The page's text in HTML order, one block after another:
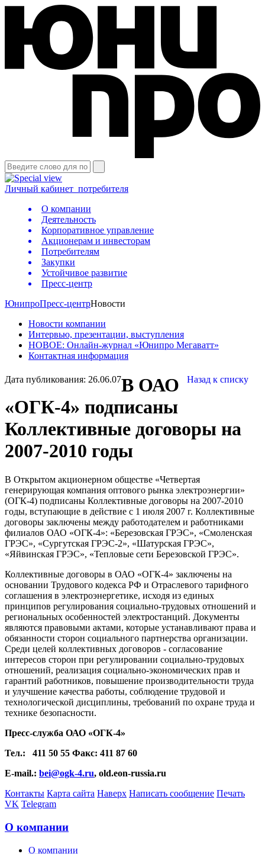
Личный кабинет потребителя
О компании
Деятельность
Корпоративное управление
Акционерам и инвесторам
Потребителям
Закупки
Устойчивое развитие
Пресс-центр
ЮнипроПресс-центрНовости
Новости компании
Интервью, презентации, выступления
НОВОЕ: Онлайн-журнал «Юнипро Мегаватт»
Контактная информация
Дата публикования: 26.06.07 Назад к списку
В ОАО
«ОГК-4» подписаны
Коллективные договоры на
2007-2010 годы
В Открытом акционерном обществе «Четвертая
генерирующая компания оптового рынка электроэнергии»
(ОГК-4) подписаны Коллективные договоры на 2007-2010
годы, вступающие в действие с 1 июля 2007 г. Коллективные
договоры заключены между работодателем и работниками
филиалов ОАО «ОГК-4»: «Березовская ГРЭС», «Смоленская
ГРЭС», «Сургутская ГРЭС-2», «Шатурская ГРЭС»,
«Яйвинская ГРЭС», «Тепловые сети Березовской ГРЭС».
Коллективные договоры в ОАО «ОГК-4» заключены на
основании Трудового кодекса РФ и Отраслевого тарифного
соглашения в электроэнергетике, исходя из единых
принципов регулирования социально-трудовых отношений и
региональных особенностей электростанций. Документы
являются правовыми актами, которые устанавливают права и
обязанности сторон социального партнерства организации.
Среди целей коллективных договоров - согласование
интересов сторон при регулировании социально-трудовых
отношений, реализация социально-экономических прав и
гарантий работников, повышение производительности труда
и улучшение качества работы, соблюдение трудовой и
технологической дисциплины, требований по охране труда и
технике безопасности.
Пресс-служба ОАО «ОГК-4»
Тел.:
411 50 55 Факс: 411 87 60
E-mail.: bei@ogk-4.ru, old.eon-russia.ru
Контакты Карта сайта Наверх Написать сообщение Печать
VK Telegram
О компании
О компании